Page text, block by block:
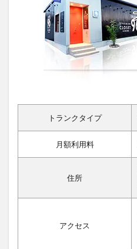
トランクタイプ
月額利用料
住所
アクセス